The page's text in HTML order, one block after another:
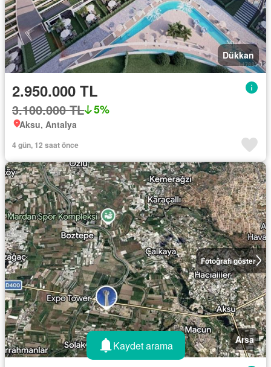
Dükkan
2.950.000 TL
3.100.000 TL 5%
Aksu, Antalya
4 gün, 12 saat önce
Fotoğrafı göster
Arsa
Kaydet arama